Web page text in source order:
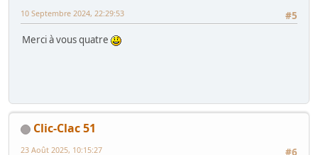
#5
10 Septembre 2024, 22:29:53
Merci à vous quatre
Clic-Clac 51
#6
23 Août 2025, 10:15:27